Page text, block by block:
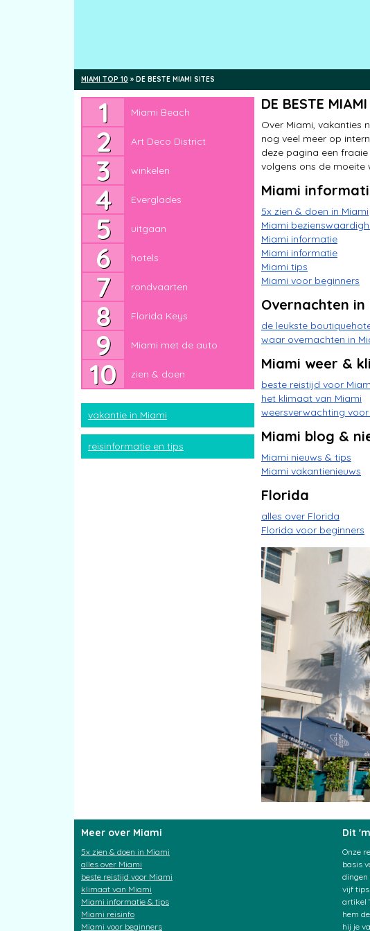
MIAMI TOP 10 » DE BESTE MIAMI SITES
Miami Beach
Art Deco District
winkelen
Everglades
uitgaan
hotels
rondvaarten
Florida Keys
Miami met de auto
zien & doen
Miami Beach
Art Deco District
winkelen
Everglades
uitgaan
hotels
rondvaarten
Florida Keys
Miami met de auto
zien & doen
vakantie in Miami
reisinformatie en tips
DE BESTE
Over Miami, vakanties
nog veel meer op
deze pagina een
volgens ons de moeite
Miami
5x zien & doen in Miami
Miami
Miami informatie
Miami informatie
Miami tips
Miami voor beginners
Overnachten in
de leukste
waar overnachten in
Miami weer &
beste reistijd voor
het klimaat van Miami
weersverwachting voor
Miami blog &
Miami nieuws & tips
Miami vakantienieuws
Florida
alles over Florida
Florida voor beginners
Meer over Miami
5x zien & doen in Miami
alles over Miami
beste reistijd voor Miami
klimaat van Miami
Miami informatie & tips
Miami reisinfo
Miami voor beginners
Dit
Onze
basis
dingen
vijf tips
artikel ‘
hem
hij je